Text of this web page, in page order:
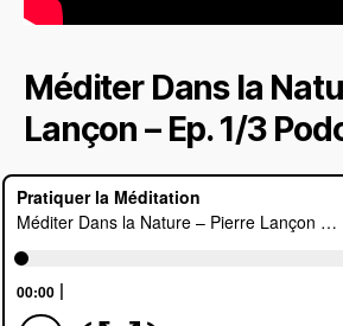
Méditer Dans la
Lançon – Ep. 1/3